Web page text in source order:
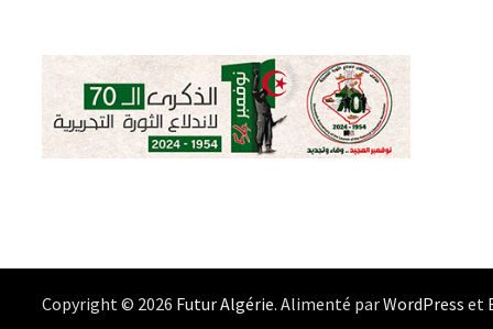
Copyright © 2026 Futur Algérie. Alimenté parWordPress et